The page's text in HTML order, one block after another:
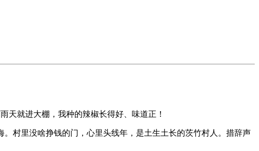
就进大棚，我种的辣椒长得好、味道正！
村里没啥挣钱的门，心里头线年，是土生土长的茨竹村人。措辞声